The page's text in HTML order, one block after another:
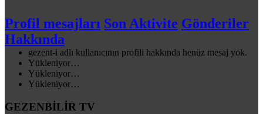
Profil mesajları Son Aktivite Gönderiler
Hakkında
gezent-i adlı kullanıcının profili hakkında henüz mesaj yok.
Yükleniyor…
Yükleniyor…
Yükleniyor…
GEZENBİLİR TV